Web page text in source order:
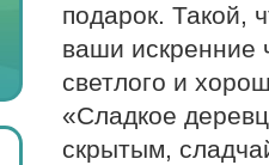
подарок. Такой,
ваши искренние
светлого и
«Сладкое
скрытым,